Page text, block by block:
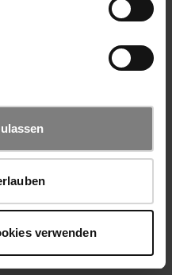
verwenden